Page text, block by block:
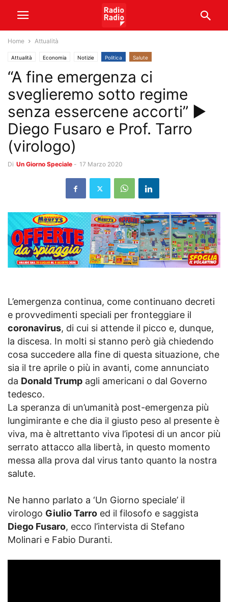
Home Attualità
Attualità Economia Notizie Politica Salute
“A fine emergenza ci
sveglieremo sotto regime
senza essercene accorti” ►
Diego Fusaro e Prof. Tarro
(virologo)
Di Un Giorno Speciale - 17 Marzo 2020
L’emergenza continua, come continuano decreti
e provvedimenti speciali per fronteggiare il
coronavirus, di cui si attende il picco e, dunque,
la discesa. In molti si stanno però già chiedendo
cosa succedere alla fine di questa situazione, che
sia il tre aprile o più in avanti, come annunciato
da Donald Trump agli americani o dal Governo
tedesco.
La speranza di un’umanità post-emergenza più
lungimirante e che dia il giusto peso al presente è
viva, ma è altrettanto viva l’ipotesi di un ancor più
serrato attacco alla libertà, in questo momento
messa alla prova dal virus tanto quanto la nostra
salute.
Ne hanno parlato a ‘Un Giorno speciale’ il
virologo Giulio Tarro ed il filosofo e saggista
Diego Fusaro, ecco l’intervista di Stefano
Molinari e Fabio Duranti.